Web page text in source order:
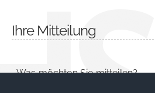
Ihre Mitteilung
Was möchten Sie mitteilen?